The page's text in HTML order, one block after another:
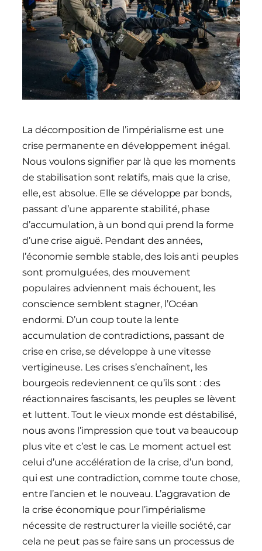
La décomposition de l’impérialisme est une
crise permanente en développement inégal.
Nous voulons signifier par là que les moments
de stabilisation sont relatifs, mais que la crise,
elle, est absolue. Elle se développe par bonds,
passant d’une apparente stabilité, phase
d’accumulation, à un bond qui prend la forme
d’une crise aiguë. Pendant des années,
l’économie semble stable, des lois anti peuples
sont promulguées, des mouvement
populaires adviennent mais échouent, les
conscience semblent stagner, l’Océan
endormi. D’un coup toute la lente
accumulation de contradictions, passant de
crise en crise, se développe à une vitesse
vertigineuse. Les crises s’enchaînent, les
bourgeois redeviennent ce qu’ils sont : des
réactionnaires fascisants, les peuples se lèvent
et luttent. Tout le vieux monde est déstabilisé,
nous avons l’impression que tout va beaucoup
plus vite et c’est le cas. Le moment actuel est
celui d’une accélération de la crise, d’un bond,
qui est une contradiction, comme toute chose,
entre l’ancien et le nouveau. L’aggravation de
la crise économique pour l’impérialisme
nécessite de restructurer la vieille société, car
cela ne peut pas se faire sans un processus de